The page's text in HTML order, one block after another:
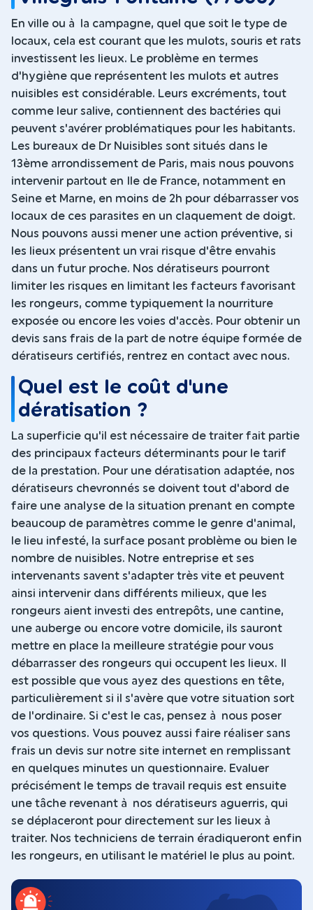
En ville ou à la campagne, quel que soit le type de
locaux, cela est courant que les mulots, souris et rats
investissent les lieux. Le problème en termes
d'hygiène que représentent les mulots et autres
nuisibles est considérable. Leurs excréments, tout
comme leur salive, contiennent des bactéries qui
peuvent s'avérer problématiques pour les habitants.
Les bureaux de Dr Nuisibles sont situés dans le
13ème arrondissement de Paris, mais nous pouvons
intervenir partout en Ile de France, notamment en
Seine et Marne, en moins de 2h pour débarrasser vos
locaux de ces parasites en un claquement de doigt.
Nous pouvons aussi mener une action préventive, si
les lieux présentent un vrai risque d'être envahis
dans un futur proche. Nos dératiseurs pourront
limiter les risques en limitant les facteurs favorisant
les rongeurs, comme typiquement la nourriture
exposée ou encore les voies d'accès. Pour obtenir un
devis sans frais de la part de notre équipe formée de
dératiseurs certifiés, rentrez en contact avec nous.
Quel est le coût d'une
dératisation ?
La superficie qu'il est nécessaire de traiter fait partie
des principaux facteurs déterminants pour le tarif
de la prestation. Pour une dératisation adaptée, nos
dératiseurs chevronnés se doivent tout d'abord de
faire une analyse de la situation prenant en compte
beaucoup de paramètres comme le genre d'animal,
le lieu infesté, la surface posant problème ou bien le
nombre de nuisibles. Notre entreprise et ses
intervenants savent s'adapter très vite et peuvent
ainsi intervenir dans différents milieux, que les
rongeurs aient investi des entrepôts, une cantine,
une auberge ou encore votre domicile, ils sauront
mettre en place la meilleure stratégie pour vous
débarrasser des rongeurs qui occupent les lieux. Il
est possible que vous ayez des questions en tête,
particulièrement si il s'avère que votre situation sort
de l'ordinaire. Si c'est le cas, pensez à nous poser
vos questions. Vous pouvez aussi faire réaliser sans
frais un devis sur notre site internet en remplissant
en quelques minutes un questionnaire. Evaluer
précisément le temps de travail requis est ensuite
une tâche revenant à nos dératiseurs aguerris, qui
se déplaceront pour directement sur les lieux à
traiter. Nos techniciens de terrain éradiqueront enfin
les rongeurs, en utilisant le matériel le plus au point.